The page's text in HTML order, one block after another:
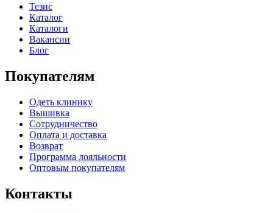
Тезис
Каталог
Каталоги
Вакансии
Блог
Покупателям
Одеть клинику
Вышивка
Сотрудничество
Оплата и доставка
Возврат
Программа лояльности
Оптовым покупателям
Контакты